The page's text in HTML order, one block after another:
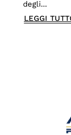
degli...
LEGGI